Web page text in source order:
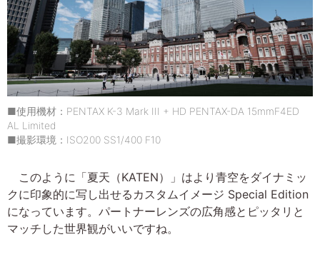
■使用機材：PENTAX K-3 Mark III + HD PENTAX-DA 15mmF4ED
AL Limited
■撮影環境：ISO200 SS1/400 F10
このように「夏天（KATEN）」はより青空をダイナミッ
クに印象的に写し出せるカスタムイメージ Special Edition
になっています。パートナーレンズの広角感とピッタリと
マッチした世界観がいいですね。